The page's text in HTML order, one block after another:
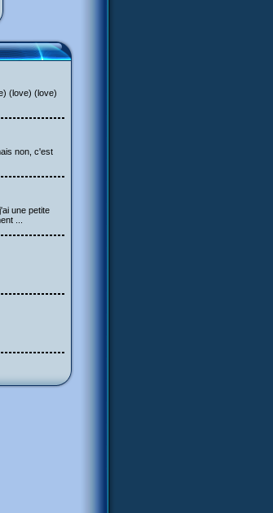
(love) (love)
non, c'est
une petite
...